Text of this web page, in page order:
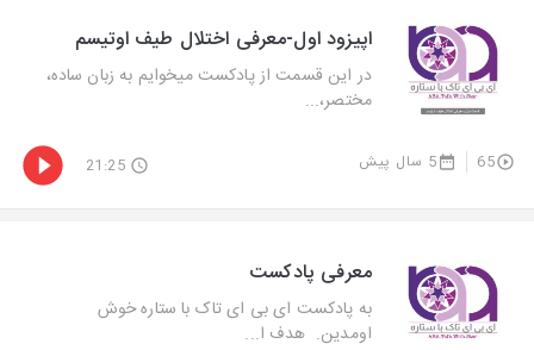
اپیزود اول-معرفی اختلال طیف اوتیسم
در این قسمت از پادکست میخوایم به زبان ساده،
مختصر،...
65 5 سال پیش 21:25
معرفی پادکست
به پادکست ای بی ای تاک با ستاره خوش
اومدین. هدف ا...